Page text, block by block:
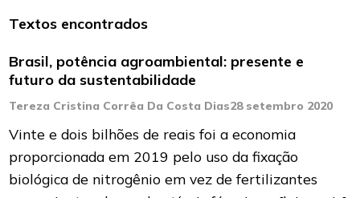
Textos encontrados
Brasil, potência agroambiental: presente e
futuro da sustentabilidade
Tereza Cristina Corrêa Da Costa Dias28 setembro 2020
Vinte e dois bilhões de reais foi a economia
proporcionada em 2019 pelo uso da fixação
biológica de nitrogênio em vez de fertilizantes